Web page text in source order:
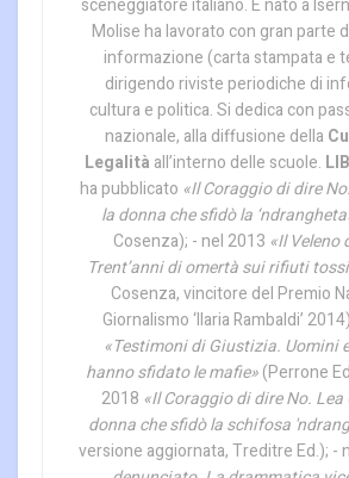
sceneggiatore italiano. È nato a
Molise ha lavorato con gran parte
informazione (carta stampata e
dirigendo riviste periodiche di
cultura e politica. Si dedica con
nazionale, alla diffusione della
Legalità all’interno delle scuole.
ha pubblicato «Il Coraggio di dire
la donna che sfidò la
Cosenza); - nel 2013 «Il Veleno
Trent’anni di omertà sui rifiuti
Cosenza, vincitore del Premio
Giornalismo ‘Ilaria Rambaldi’
«Testimoni di Giustizia. Uomini
hanno sfidato le mafie»(Perrone
2018 «Il Coraggio di dire No.
donna che sfidò la schifosa
versione aggiornata, Treditre Ed.); -